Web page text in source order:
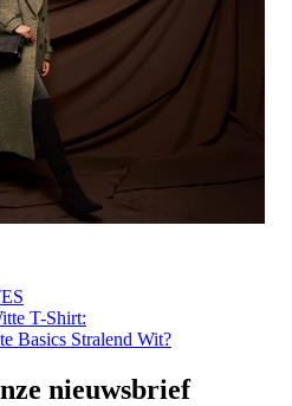
T-Shirt:
Basics Stralend Wit?
nieuwsbrief